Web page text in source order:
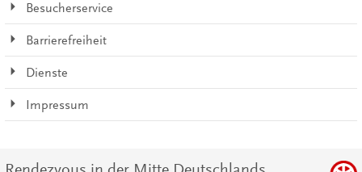
Besucherservice
Barrierefreiheit
Dienste
Impressum